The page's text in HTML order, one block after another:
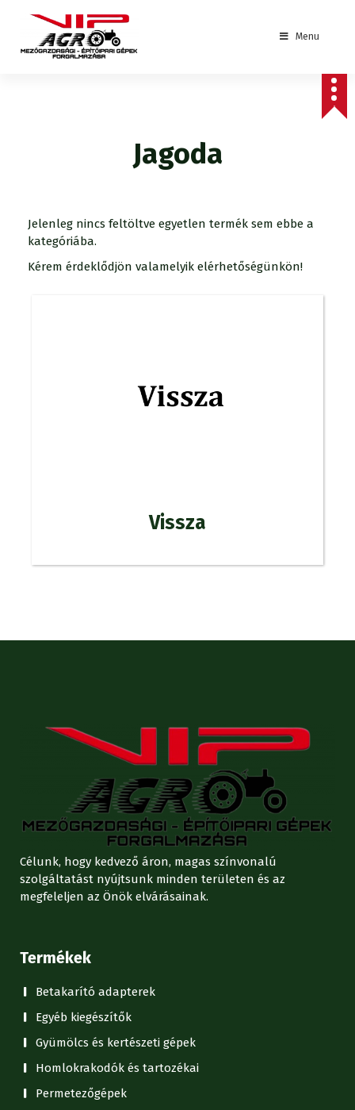
Menu
Jagoda
Jelenleg nincs feltöltve egyetlen termék sem ebbe a
kategóriába.
Kérem érdeklődjön valamelyik elérhetőségünkön!
Vissza
Célunk, hogy kedvező áron, magas színvonalú
szolgáltatást nyújtsunk minden területen és az
megfeleljen az Önök elvárásainak.
Termékek
Betakarító adapterek
Egyéb kiegészítők
Gyümölcs és kertészeti gépek
Homlokrakodók és tartozékai
Permetezőgépek